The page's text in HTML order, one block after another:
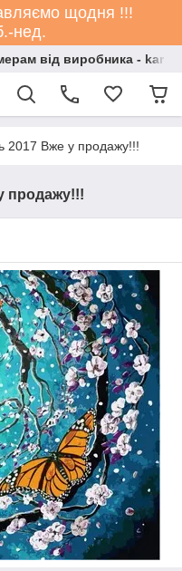
щодня !!!
нед.
від виробника -
2017 Вже у продажу!!!
продажу!!!